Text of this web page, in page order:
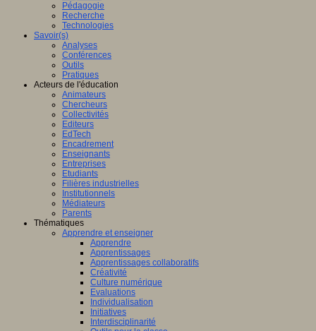
Pédagogie
Recherche
Technologies
Savoir(s)
Analyses
Conférences
Outils
Pratiques
Acteurs de l'éducation
Animateurs
Chercheurs
Collectivités
Editeurs
EdTech
Encadrement
Enseignants
Entreprises
Etudiants
Filières industrielles
Institutionnels
Médiateurs
Parents
Thématiques
Apprendre et enseigner
Apprendre
Apprentissages
Apprentissages collaboratifs
Créativité
Culture numérique
Evaluations
Individualisation
Initiatives
Interdisciplinarité